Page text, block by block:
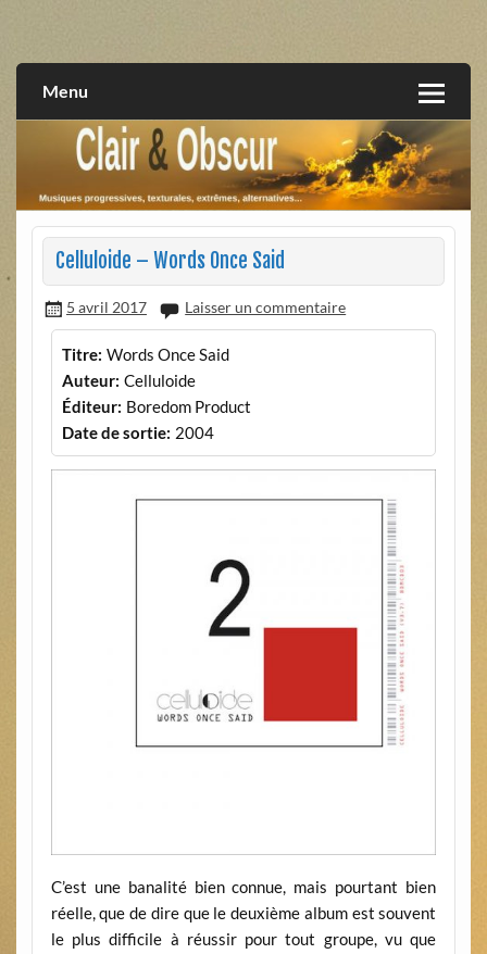
extrêmes, alternatives, texturales
Menu
Celluloide – Words Once Said
5 avril 2017 Laisser un commentaire
Titre: Words Once Said
Auteur: Celluloide
Éditeur: Boredom Product
Date de sortie: 2004
C’est une banalité bien connue, mais pourtant bien
réelle, que de dire que le deuxième album est souvent
le plus difficile à réussir pour tout groupe, vu que